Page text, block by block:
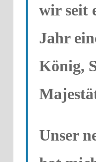
wir seit
Jahr
König,
Unser